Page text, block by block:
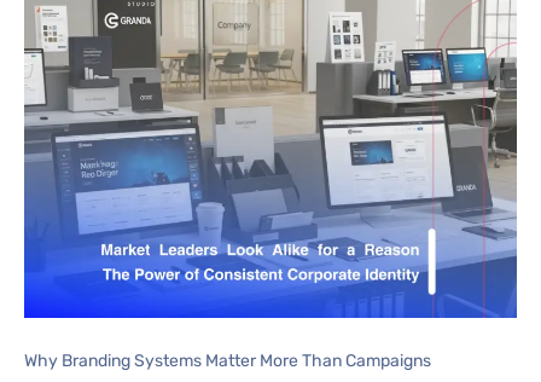
Why Branding Systems Matter More Than Campaigns